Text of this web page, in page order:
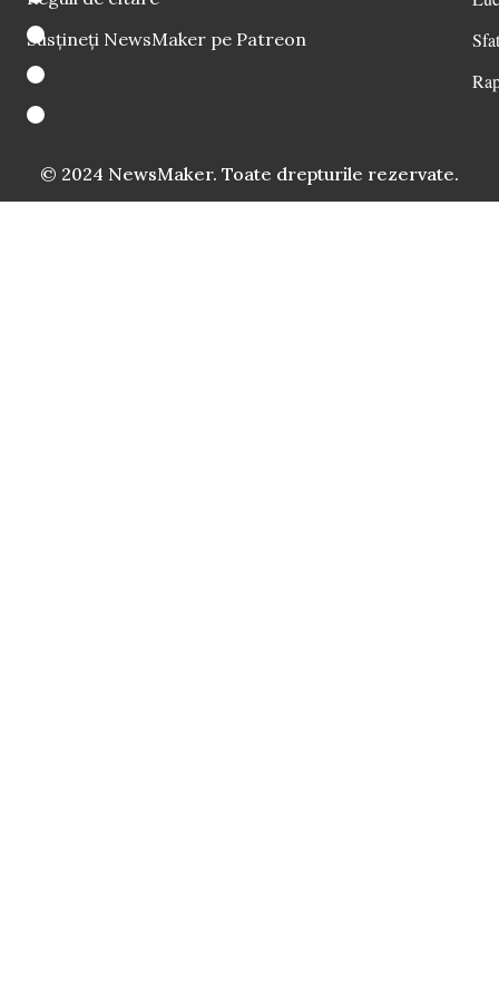
Susțineți NewsMaker pe Patreon
© 2024 NewsMaker. Toate drepturile rezervate.